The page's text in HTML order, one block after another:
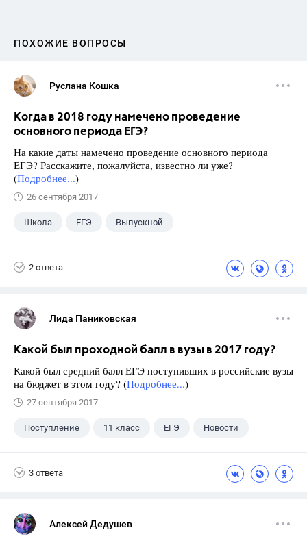
ПОХОЖИЕ ВОПРОСЫ
Руслана Кошка
Когда в 2018 году намечено проведение
основного периода ЕГЭ?
На какие даты намечено проведение основного периода
ЕГЭ? Расскажите, пожалуйста, известно ли уже?
(Подробнее...)
26 сентября 2017
Школа ЕГЭ Выпускной
2 ответа
Лида Паниковская
Какой был проходной балл в вузы в 2017 году?
Какой был средний балл ЕГЭ поступивших в российские вузы
на бюджет в этом году? (Подробнее...)
27 сентября 2017
Поступление 11 класс ЕГЭ Новости
3 ответа
Алексей Дедушев